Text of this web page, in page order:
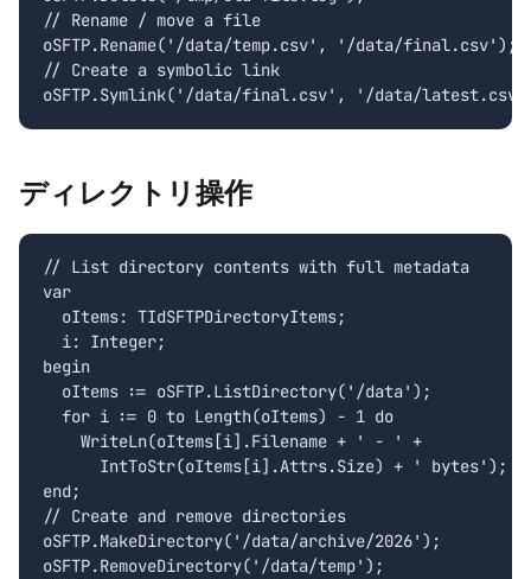
// Rename / move a file
oSFTP.Rename('/data/temp.csv', '/data/final.csv');
// Create a symbolic link
oSFTP.Symlink('/data/final.csv', '/data/
ディレクトリ操作
// List directory contents with full metadata
var
  oItems: TIdSFTPDirectoryItems;
  i: Integer;
begin
  oItems := oSFTP.ListDirectory('/data');
  for i := 0 to Length(oItems) - 1 do
    WriteLn(oItems[i].Filename + ' - ' +
      IntToStr(oItems[i].Attrs.Size) + ' bytes');
end;
// Create and remove directories
oSFTP.MakeDirectory('/data/archive/2026');
oSFTP.RemoveDirectory('/data/temp');